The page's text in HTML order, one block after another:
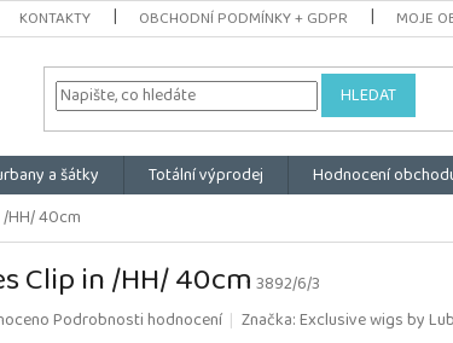
KONTAKTY OBCHODNÍ PODMÍNKY + GDPR MOJE
HLEDAT
a šátky Totální výprodej Hodnocení
HH/ 40cm
Clip in /HH/ 40cm 3892/6/3
Podrobnosti hodnocení Značka:Exclusive wigs by